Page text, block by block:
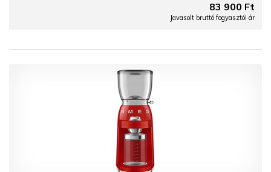
83 900 Ft
Javasolt bruttó fogyasztói ár